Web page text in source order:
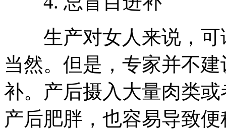
生产对女人来说，可
当然。但是，专家并不
补。产后摄入大量肉类
产后肥胖，也容易导致